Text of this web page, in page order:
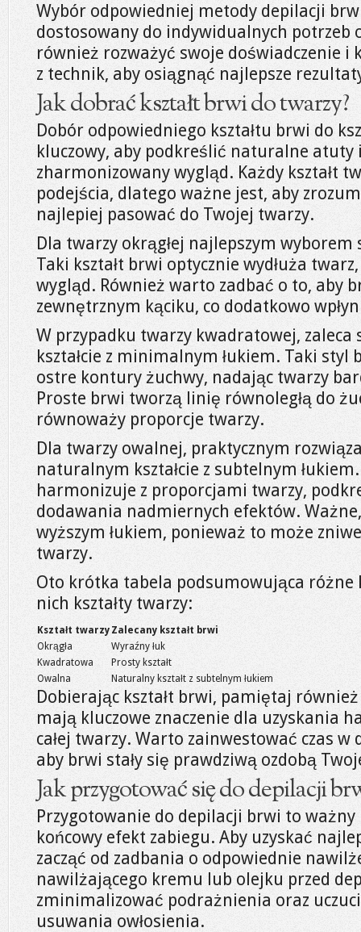
Wybór odpowiedniej metody depilacji
dostosowany do indywidualnych potrzeb
również rozważyć swoje doświadczenie i
z technik, aby osiągnąć najlepsze
Jak dobrać kształt brwi do twarzy?
Dobór odpowiedniego kształtu brwi do
kluczowy, aby podkreślić naturalne atuty
zharmonizowany wygląd. Każdy kształt
podejścia, dlatego ważne jest, aby
najlepiej pasować do Twojej twarzy.
Dla twarzy okrągłej najlepszym
Taki kształt brwi optycznie wydłuża
wygląd. Również warto zadbać o to, aby
zewnętrznym kąciku, co dodatkowo
W przypadku twarzy kwadratowej,
kształcie z minimalnym łukiem. Taki styl
ostre kontury żuchwy, nadając twarzy
Proste brwi tworzą linię równoległą do
równoważy proporcje twarzy.
Dla twarzy owalnej, praktycznym
naturalnym kształcie z subtelnym
harmonizuje z proporcjami twarzy,
dodawania nadmiernych efektów.
wyższym łukiem, ponieważ to może
twarzy.
Oto krótka tabela podsumowująca różne
nich kształty twarzy:
Kształt twarzy Zalecany kształt brwi
Okrągła
Wyraźny łuk
Kwadratowa
Prosty kształt
Owalna
Naturalny kształt z subtelnym łukiem
Dobierając kształt brwi, pamiętaj
mają kluczowe znaczenie dla uzyskania
całej twarzy. Warto zainwestować czas w
aby brwi stały się prawdziwą ozdobą
Jak przygotować się do depilacji
Przygotowanie do depilacji brwi to ważny
końcowy efekt zabiegu. Aby uzyskać
zacząć od zadbania o odpowiednie
nawilżającego kremu lub olejku przed
zminimalizować podrażnienia oraz
usuwania owłosienia.